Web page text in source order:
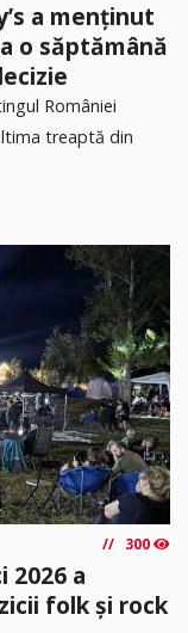
a menținut
o săptămână
României
treaptă din
300
2026 a
folk și rock